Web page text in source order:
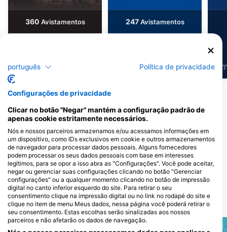
360 Avistamentos
J F M A M J
247Avistamentos
A M J J A S O N D F
Centros de Mergulho que atendem a
este Ponto de Mergulho
DOSSOTAIGUA DIVE CENTER
Paseo ridaura 35, 17250 Platja
D’Aro, GE - Espanha
Locais de mergulho próximos
português Política de privacidade
Configurações de privacidade
Clicar no botão "Negar" mantém a configuração padrão de
apenas cookie estritamente necessários.
Nós e nossos parceiros armazenamos e/ou acessamos informações em
um dispositivo, como IDs exclusivos em cookie e outros armazenamentos
de navegador para processar dados pessoais. Alguns fornecedores
podem processar os seus dados pessoais com base em interesses
legítimos, para se opor a isso abra as "Configurações". Você pode aceitar,
negar ou gerenciar suas configurações clicando no botão "Gerenciar
configurações" ou a qualquer momento clicando no botão de impressão
digital no canto inferior esquerdo do site. Para retirar o seu
consentimento clique na impressão digital ou no link no rodapé do site e
clique no item de menu Meus dados, nessa página você poderá retirar o
seu consentimento. Estas escolhas serão sinalizadas aos nossos
parceiros e não afetarão os dados de navegação.